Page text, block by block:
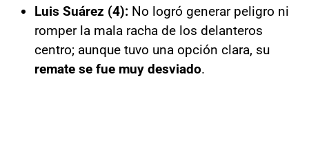
Luis Suárez (4): No logró generar peligro ni
romper la mala racha de los delanteros
centro; aunque tuvo una opción clara, su
remate se fue muy desviado.